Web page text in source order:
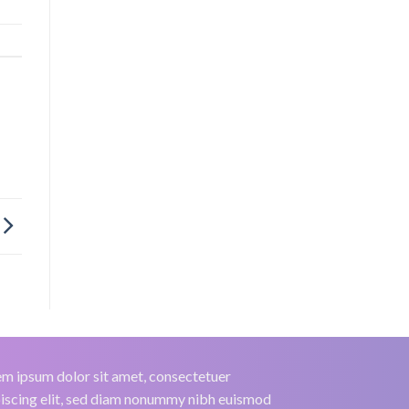
ipsum dolor sit amet, consectetuer
elit, sed diam nonummy nibh euismod